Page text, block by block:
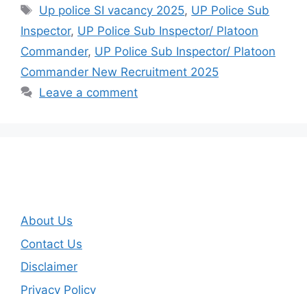
Tags
Up police SI vacancy 2025, UP Police Sub
Inspector, UP Police Sub Inspector/ Platoon
Commander, UP Police Sub Inspector/ Platoon
Commander New Recruitment 2025
Leave a comment
About Us
Contact Us
Disclaimer
Privacy Policy